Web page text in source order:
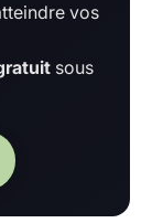
vos
sous